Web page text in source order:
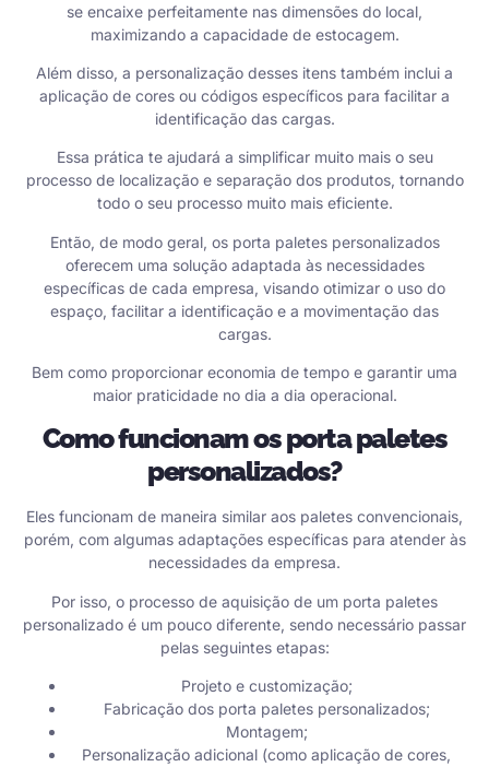
se encaixe perfeitamente nas dimensões do local,
maximizando a capacidade de estocagem.
Além disso, a personalização desses itens também inclui a
aplicação de cores ou códigos específicos para facilitar a
identificação das cargas.
Essa prática te ajudará a simplificar muito mais o seu
processo de localização e separação dos produtos, tornando
todo o seu processo muito mais eficiente.
Então, de modo geral, osporta paletespersonalizados
oferecem uma solução adaptada às necessidades
específicas de cada empresa, visando otimizar o uso do
espaço, facilitar a identificação e a movimentação das
cargas.
Bem como proporcionar economia de tempo e garantir uma
maior praticidade no dia a dia operacional.
Como funcionam os porta paletes
personalizados?
Eles funcionam de maneira similar aos paletes convencionais,
porém, com algumas adaptações específicas para atender às
necessidades da empresa.
Por isso, o processo de aquisição de um porta paletes
personalizado é um pouco diferente, sendo necessário passar
pelas seguintes etapas:
Projeto e customização;
Fabricação dos porta paletes personalizados;
Montagem;
Personalização adicional (como aplicação de cores,